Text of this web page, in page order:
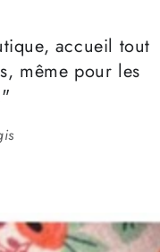
accueil tout
même pour les